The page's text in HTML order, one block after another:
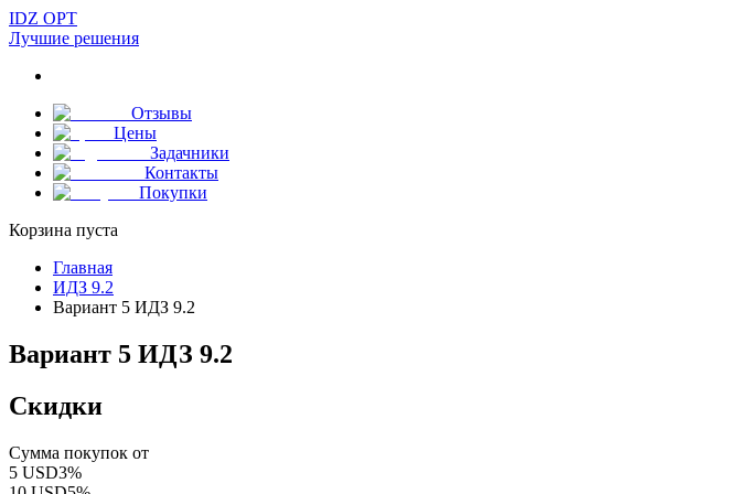
IDZ OPT
Лучшие решения
Отзывы
Цены
Задачники
Контакты
Покупки
Корзина пуста
Главная
ИДЗ 9.2
Вариант 5 ИДЗ 9.2
Вариант 5 ИДЗ 9.2
Скидки
Сумма покупок от
5 USD3%